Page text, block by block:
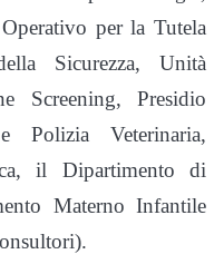
per la Tutela
Sicurezza, Unità
Screening, Presidio
Polizia Veterinaria,
il Dipartimento di
Materno Infantile